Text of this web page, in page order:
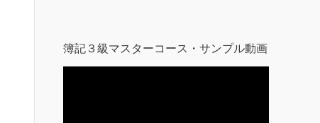
簿記３級マスターコース・サンプル動画